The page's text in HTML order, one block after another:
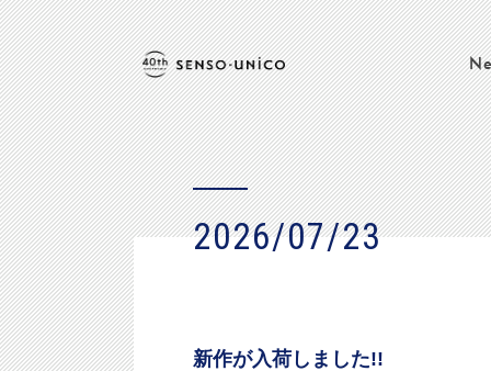
2026/07/23
新作が入荷しました!!